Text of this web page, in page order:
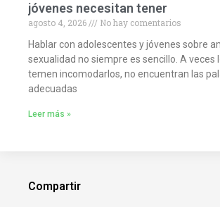
jóvenes necesitan tener
agosto 4, 2026
No hay comentarios
Hablar con adolescentes y jóvenes sobre
sexualidad no siempre es sencillo. A veces
temen incomodarlos, no encuentran las
adecuadas
Leer más »
Compartir